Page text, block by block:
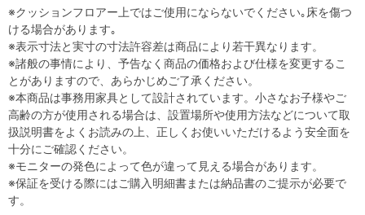
※クッションフロアー上ではご使用にならないでください｡床を傷つ
ける場合があります｡
※表示寸法と実寸の寸法許容差は商品により若干異なります。
※諸般の事情により、予告なく商品の価格および仕様を変更するこ
とがありますので、あらかじめご了承ください。
※本商品は事務用家具として設計されています。小さなお子様やご
高齢の方が使用される場合は、設置場所や使用方法などについて取
扱説明書をよくお読みの上、正しくお使いいただけるよう安全面を
十分にご確認ください。
※モニターの発色によって色が違って見える場合があります。
※保証を受ける際にはご購入明細書または納品書のご提示が必要で
す。